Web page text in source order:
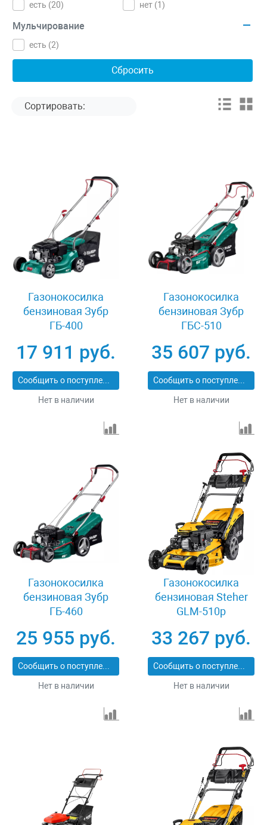
есть (20) нет (1)
Мульчирование
есть (2)
Газонокосилка
бензиновая Зубр
ГБ-400
17 911 руб.
Сообщить о поступлении
Нет в наличии
Газонокосилка
бензиновая Зубр
ГБС-510
35 607 руб.
Сообщить о поступлении
Нет в наличии
Газонокосилка
бензиновая Зубр
ГБ-460
25 955 руб.
Сообщить о поступлении
Нет в наличии
Газонокосилка
бензиновая Steher
GLM-510p
33 267 руб.
Сообщить о поступлении
Нет в наличии